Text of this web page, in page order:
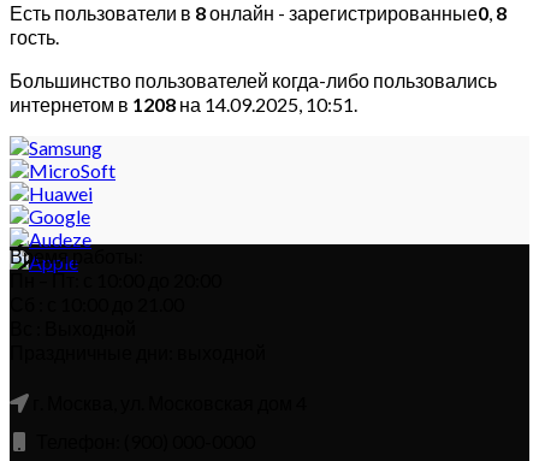
Есть пользователи в 8онлайн - зарегистрированные0, 8
гость.
Большинство пользователей когда-либо пользовались
интернетом в 1208 на 14.09.2025, 10:51.
Время работы:
Пн – Пт: с 10:00 до 20:00